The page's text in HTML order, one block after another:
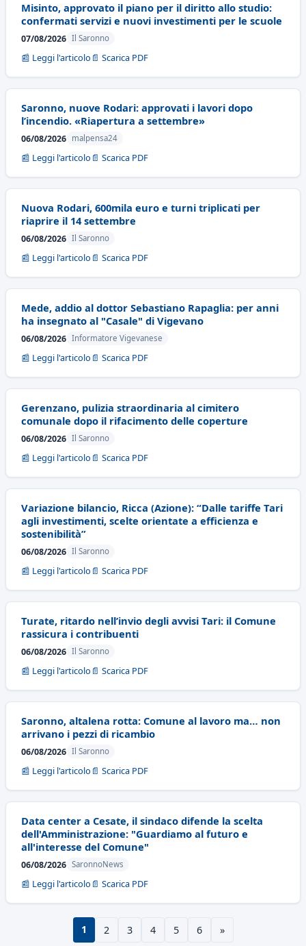
Misinto, approvato il piano per il diritto allo studio:
confermati servizi e nuovi investimenti per le scuole
07/08/2026 Il Saronno
📰 Leggi l'articolo 📄 Scarica PDF
Saronno, nuove Rodari: approvati i lavori dopo
l’incendio. «Riapertura a settembre»
06/08/2026 malpensa24
📰 Leggi l'articolo 📄 Scarica PDF
Nuova Rodari, 600mila euro e turni triplicati per
riaprire il 14 settembre
06/08/2026 Il Saronno
📰 Leggi l'articolo 📄 Scarica PDF
Mede, addio al dottor Sebastiano Rapaglia: per anni
ha insegnato al "Casale" di Vigevano
06/08/2026 Informatore Vigevanese
📰 Leggi l'articolo 📄 Scarica PDF
Gerenzano, pulizia straordinaria al cimitero
comunale dopo il rifacimento delle coperture
06/08/2026 Il Saronno
📰 Leggi l'articolo 📄 Scarica PDF
Variazione bilancio, Ricca (Azione): “Dalle tariffe Tari
agli investimenti, scelte orientate a efficienza e
sostenibilità”
06/08/2026 Il Saronno
📰 Leggi l'articolo 📄 Scarica PDF
Turate, ritardo nell’invio degli avvisi Tari: il Comune
rassicura i contribuenti
06/08/2026 Il Saronno
📰 Leggi l'articolo 📄 Scarica PDF
Saronno, altalena rotta: Comune al lavoro ma… non
arrivano i pezzi di ricambio
06/08/2026 Il Saronno
📰 Leggi l'articolo 📄 Scarica PDF
Data center a Cesate, il sindaco difende la scelta
dell'Amministrazione: "Guardiamo al futuro e
all'interesse del Comune"
06/08/2026 SaronnoNews
📰 Leggi l'articolo 📄 Scarica PDF
1 2 3 4 5 6 »